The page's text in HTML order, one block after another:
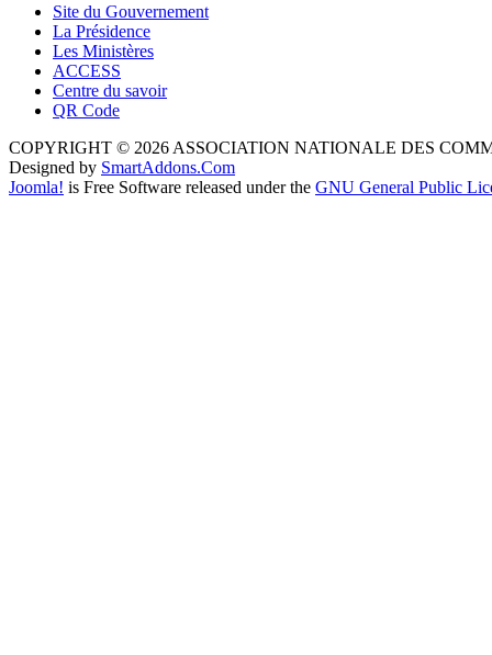
Site du Gouvernement
La Présidence
Les Ministères
ACCESS
Centre du savoir
QR Code
COPYRIGHT © 2026 ASSOCIATION NATIONALE DES
Designed by SmartAddons.Com
Joomla! is Free Software released under the GNU General Public